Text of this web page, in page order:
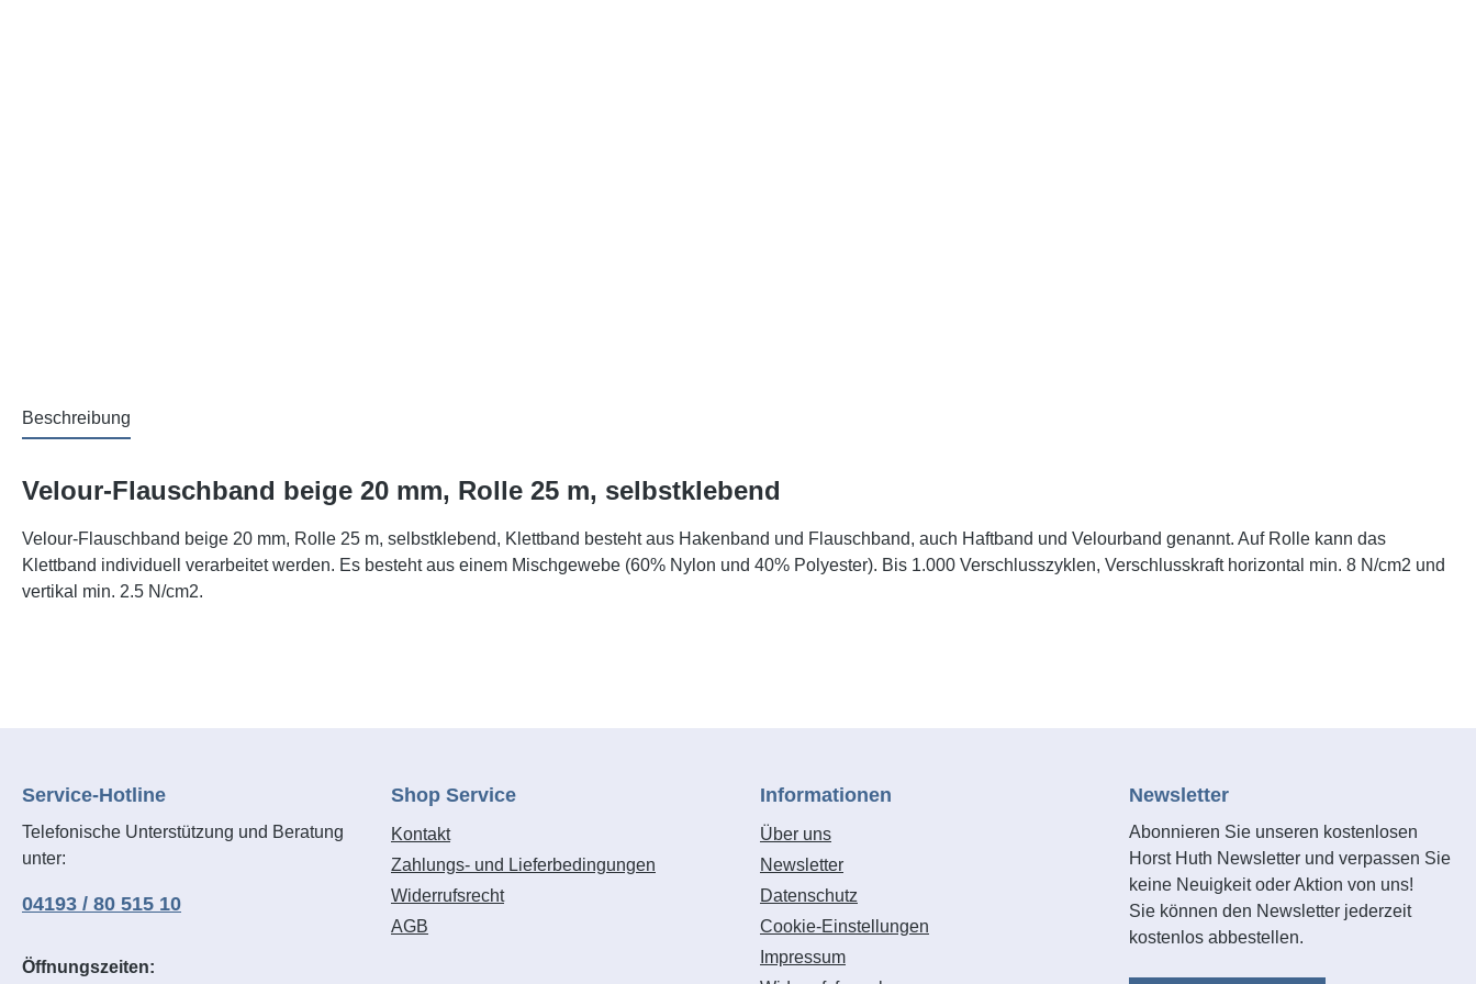
Beschreibung
Velour-Flauschband beige 20 mm, Rolle 25 m, selbstklebend
Velour-Flauschband beige 20 mm, Rolle 25 m, selbstklebend, Klettband besteht aus Hakenband und Flauschband, auch Haftband und Velourband genannt. Auf Rolle kann das
Klettband individuell verarbeitet werden. Es besteht aus einem Mischgewebe (60% Nylon und 40% Polyester). Bis 1.000 Verschlusszyklen, Verschlusskraft horizontal min. 8 N/cm2 und
vertikal min. 2.5 N/cm2.
Service-Hotline
Telefonische Unterstützung und Beratung
unter:
04193 / 80 515 10
Öffnungszeiten:
Shop Service
Kontakt
Zahlungs- und Lieferbedingungen
Widerrufsrecht
AGB
Informationen
Über uns
Newsletter
Datenschutz
Cookie-Einstellungen
Impressum
Newsletter
Abonnieren Sie unseren kostenlosen
Horst Huth Newsletter und verpassen Sie
keine Neuigkeit oder Aktion von uns!
Sie können den Newsletter jederzeit
kostenlos abbestellen.